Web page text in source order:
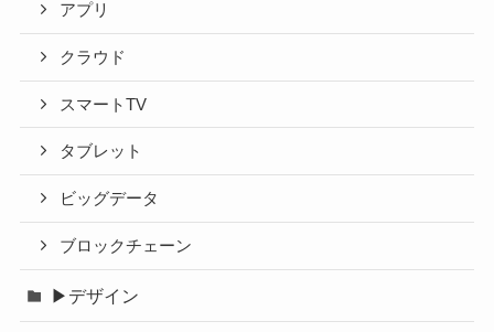
アプリ
クラウド
スマートTV
タブレット
ビッグデータ
ブロックチェーン
▶デザイン